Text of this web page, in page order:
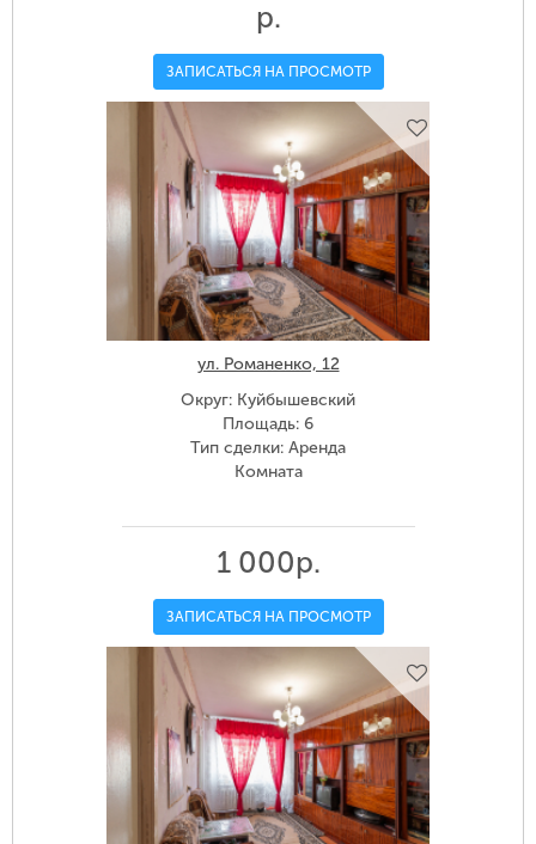
р.
ЗАПИСАТЬСЯ НА ПРОСМОТР
ул. Романенко, 12
Округ: Куйбышевский
Площадь: 6
Тип сделки: Аренда
Комната
1 000р.
ЗАПИСАТЬСЯ НА ПРОСМОТР